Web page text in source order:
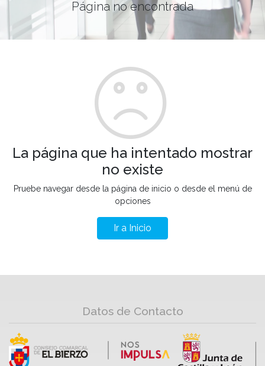
Página no encontrada
La página que ha intentado mostrar
no existe
Pruebe navegar desde la página de inicio o desde el menú de
opciones
Ir a Inicio
Datos de Contacto